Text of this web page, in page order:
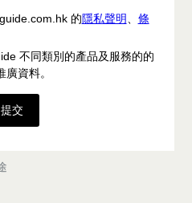
的隱私聲明
條
不同類別的產品及服務的的
資料。
提交